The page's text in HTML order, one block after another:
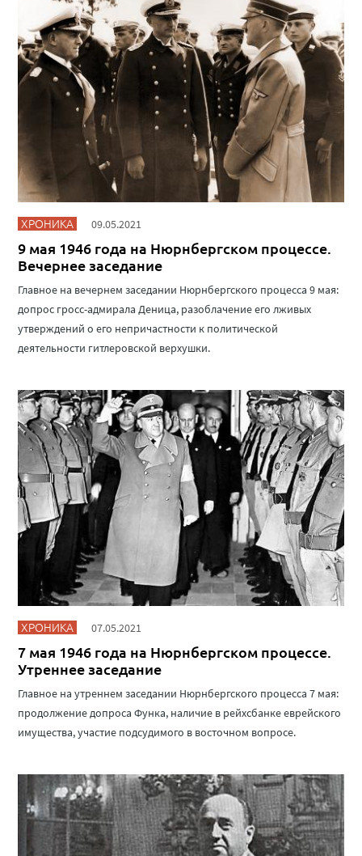
ХРОНИКА 09.05.2021
9 мая 1946 года на Нюрнбергском процессе.
Вечернее заседание
Главное на вечернем заседании Нюрнбергского процесса 9 мая:
допрос гросс-адмирала Деница, разоблачение его лживых
утверждений о его непричастности к политической
деятельности гитлеровской верхушки.
ХРОНИКА 07.05.2021
7 мая 1946 года на Нюрнбергском процессе.
Утреннее заседание
Главное на утреннем заседании Нюрнбергского процесса 7 мая:
продолжение допроса Функа, наличие в рейхсбанке еврейского
имущества, участие подсудимого в восточном вопросе.